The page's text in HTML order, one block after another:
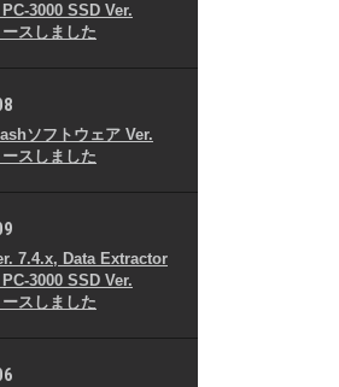
3000 SSD Ver.
スしました
ソフトウェア Ver.
スしました
7.4.x, Data Extractor
3000 SSD Ver.
スしました